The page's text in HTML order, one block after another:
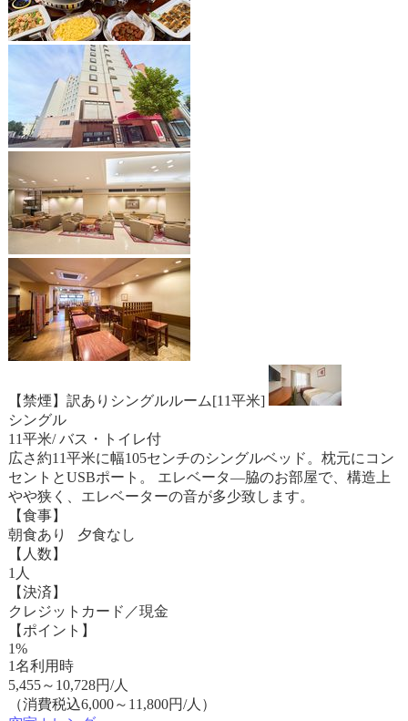
【禁煙】訳ありシングルルーム[11平米]
シングル
11平米/ バス・トイレ付
広さ約11平米に幅105センチのシングルベッド。枕元にコン
セントとUSBポート。 エレベータ―脇のお部屋で、構造上
やや狭く、エレベーターの音が多少致します。
【食事】
朝食あり 夕食なし
【人数】
1人
【決済】
クレジットカード／現金
【ポイント】
1%
1名利用時
5,455～ 10,728円/人
（消費税込6,000～11,800円/人）